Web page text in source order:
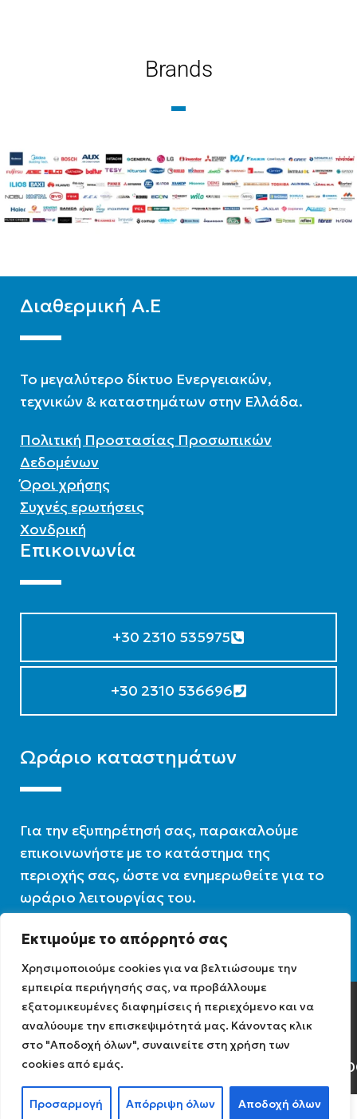
Εκτιμούμε το απόρρητό σας
Χρησιμοποιούμε cookies για να βελτιώσουμε την
εμπειρία περιήγησής σας, να προβάλλουμε
εξατομικευμένες διαφημίσεις ή περιεχόμενο και να
αναλύουμε την επισκεψιμότητά μας. Κάνοντας κλικ
στο "Αποδοχή όλων", συναινείτε στη χρήση των
cookies από εμάς.
Προσαρμογή Απόρριψη όλων Αποδοχή όλων
Δίστηλο ,Μονόστηλο ,
Τρίστηλο
ΤΎΠΟΣ ΒΡΌΓΧΟΥ
Δίστηλο ,Μονόστηλο ,
Τρίστηλο
Brands
Διαθερμική Α.Ε
To μεγαλύτερο δίκτυο Ενεργειακών,
τεχνικών & καταστημάτων στην Ελλάδα.
Πολιτική Προστασίας Προσωπικών
Δεδομένων
Όροι χρήσης
Συχνές ερωτήσεις
Χονδρική
Επικοινωνία
+30 2310 535975
+30 2310 536696
Ωράριο καταστημάτων
Για την εξυπηρέτησή σας, παρακαλούμε
επικοινωνήστε με το κατάστημα της
περιοχής σας, ώστε να ενημερωθείτε για το
ωράριο λειτουργίας του.
Ωράριο λειτουργίας : 07:30 – 16:00
Diathermiki.gr © 2022
Αρ. Γ.Ε.ΜΗ: